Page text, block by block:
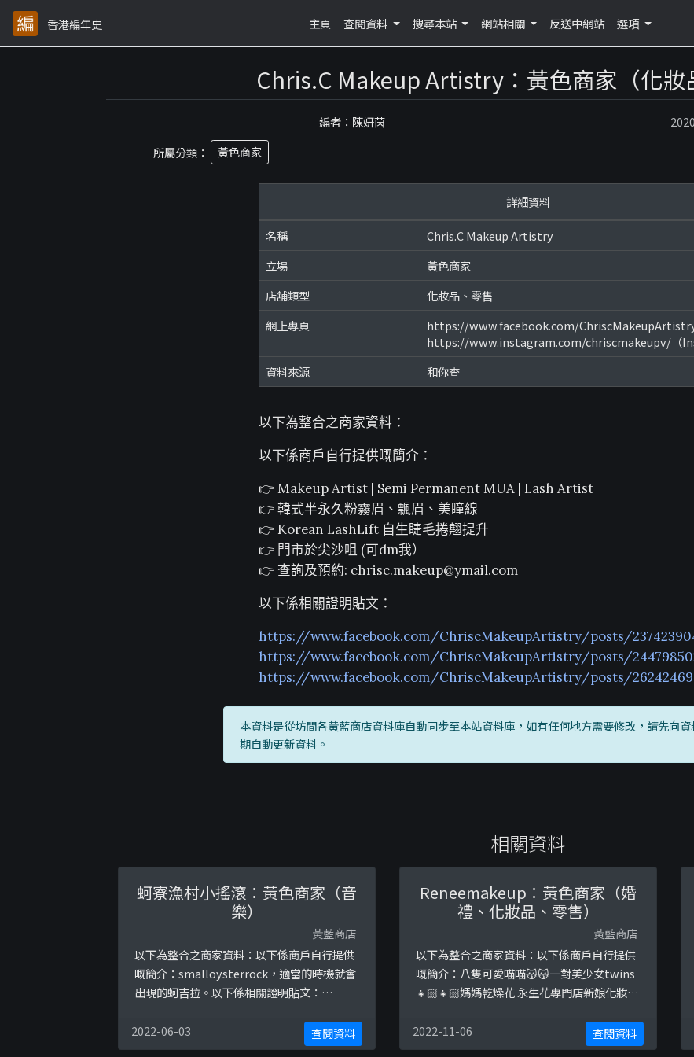
香港編年史 主頁 查閱資料 搜尋本站 網站相關 反送中網站 選項
Chris.C Makeup Artistry：黃色商家（化妝
編者：陳妍茵
所屬分類：
黃色商家
詳細資料
名稱
Chris.C Makeup Artistry
立場
黃色商家
店舖類型
化妝品、零售
網上專頁
https://www.facebook.com/
https://www.instagram.com/chriscmakeupv/（
資料來源
和你查
以下為整合之商家資料：
以下係商戶自行提供嘅簡介：
👉 Makeup Artist | Semi Permanent MUA | Lash Artist
👉 韓式半永久粉霧眉、飄眉、美瞳線
👉 Korean LashLift 自生睫毛捲翹提升
👉 門市於尖沙咀 (可dm我）
👉 查詢及預約: chrisc.makeup@ymail.com
以下係相關證明貼文：
https://www.facebook.com/ChriscMakeupArtistry/posts/
https://www.facebook.com/ChriscMakeupArtistry/posts/
https://www.facebook.com/ChriscMakeupArtistry/posts/
本資料是從坊間各黃藍商店資料庫自動同步至本站資料庫，如有任何地方需要修改，請先向
期自動更新資料。
相關資料
蚵寮漁村小搖滾：黃色商家（音
樂）
黃藍商店
以下為整合之商家資料：以下係商戶自行提供
嘅簡介：smalloysterrock，適當的時機就會
出現的蚵吉拉。以下係相關證明貼文：
p?
story_fbid=2298893890224823&amp;id=2
2022-06-03 查閱資料
Reneemakeup：黃色商家（婚
禮、化妝品、零售）
黃藍商店
以下為整合之商家資料：以下係商戶自行提供
嘅簡介：八隻可愛喵喵😽😽一對美少女twins
👧🏻👧🏻媽媽乾燥花 永生花專門店新娘化妝師
98514414Working at
@bulalandhk@bulaland_wedding@alofa
2022-11-06 查閱資料